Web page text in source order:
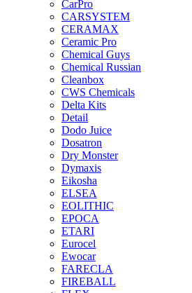
CarPro
CARSYSTEM
CERAMAX
Ceramic Pro
Chemical Guys
Chemical Russian
Cleanbox
CWS Chemicals
Delta Kits
Detail
Dodo Juice
Dosatron
Dry Monster
Dymaxis
Eikosha
ELSEA
EOLITHIC
EPOCA
ETARI
Eurocel
Ewocar
FARECLA
FIREBALL